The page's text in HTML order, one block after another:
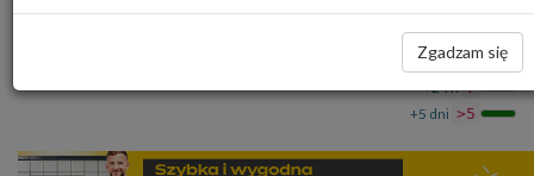
Zgadzam się
1 989,89 zł
Dostępność
Wrocław 0
+24 h 7
+5 dni >5